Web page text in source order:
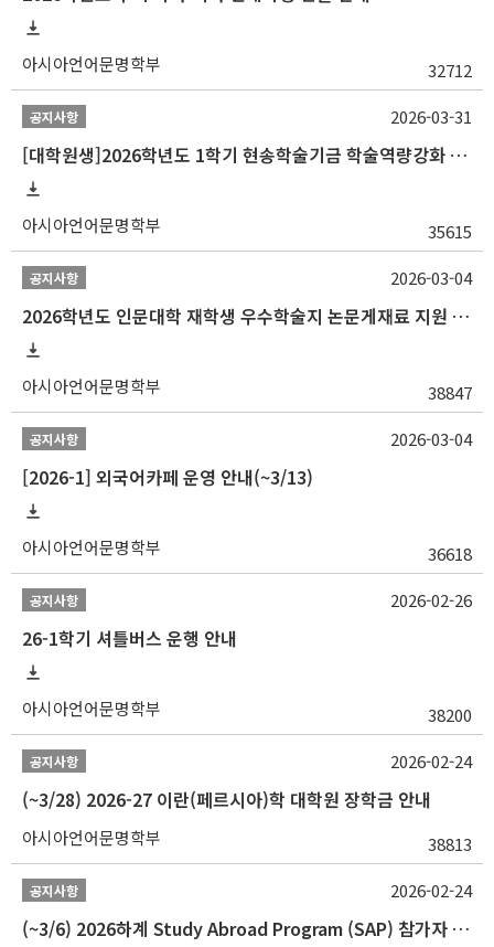
아시아언어문명학부 32712
공지사항
[대학원생]2026학년도 1학기 현송학술기금 학술역량강화 사업 안내
아시아언어문명학부 35615
2026-03-31
공지사항
2026학년도 인문대학 재학생 우수학술지 논문게재료 지원 안내
아시아언어문명학부 38847
2026-03-04
공지사항
[2026-1] 외국어카페 운영 안내(~3/13)
아시아언어문명학부 36618
2026-03-04
공지사항
26-1학기 셔틀버스 운행 안내
아시아언어문명학부 38200
2026-02-26
공지사항
(~3/28) 2026-27 이란(페르시아)학 대학원 장학금 안내
아시아언어문명학부 38813
2026-02-24
공지사항
(~3/6) 2026하계 Study Abroad Program (SAP) 참가자 모집 안내
2026-02-24